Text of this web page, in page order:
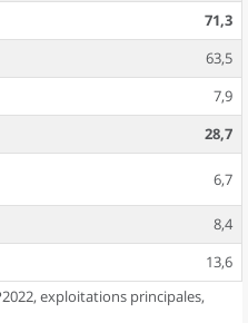
71,3
63,5
7,9
28,7
6,7
8,4
13,6
exploitations principales,